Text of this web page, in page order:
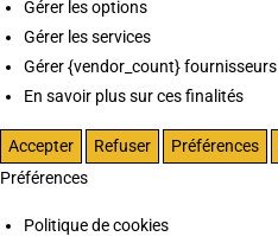
Gérer les options
Gérer les services
Gérer {vendor_count} fournisseurs
En savoir plus sur ces finalités
Accepter Refuser Préférences
Préférences
Politique de cookies